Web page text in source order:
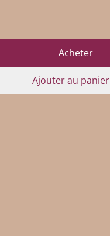
Acheter
Ajouter au panier